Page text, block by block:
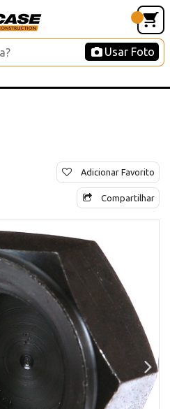
Usar Foto
Adicionar Favorito
Compartilhar